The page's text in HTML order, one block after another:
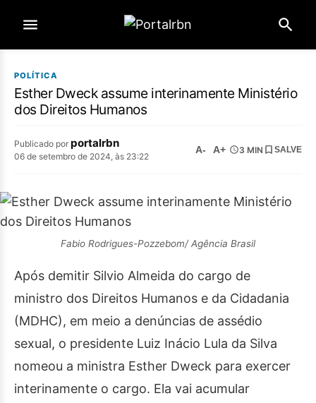
POLÍTICA
Esther Dweck assume interinamente Ministério
dos Direitos Humanos
Publicado por portalrbn
06 de setembro de 2024, às 23:22
A- A+ 3 MIN SALVE
Fabio Rodrigues-Pozzebom/ Agência Brasil
Após demitir Silvio Almeida do cargo de
ministro dos Direitos Humanos e da Cidadania
(MDHC), em meio a denúncias de assédio
sexual, o presidente Luiz Inácio Lula da Silva
nomeou a ministra Esther Dweck para exercer
interinamente o cargo. Ela vai acumular